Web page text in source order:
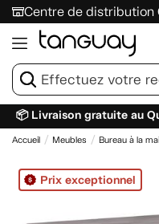
Centre de distribution
📦 Livraison gratuite au
Accueil Meubles Bureau à la
Prix exceptionnel